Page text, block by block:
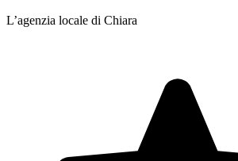
L’agenzia locale di Chiara